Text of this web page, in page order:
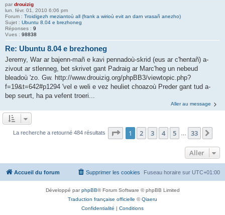
par drouizig
lun. févr. 01, 2010 6:06 pm
Forum : Troidigezh meziantoù all (frank a wirioù evit an darn vrasañ anezho)
Sujet : Ubuntu 8.04 e brezhoneg
Réponses : 9
Vues : 98838
Re: Ubuntu 8.04 e brezhoneg
Jeremy, War ar bajenn-mañ e kavi pennadoù-skrid (eus ar c'hentañ) a-
zivout ar stlenneg, bet skrivet gant Padraig ar Marc'heg un nebeud
bleadoù 'zo. Gw. http://www.drouizig.org/phpBB3/viewtopic.php?
f=19&t=642#p1294 'vel e weli e vez heuliet choazoù Preder gant tud a-
bep seurt, ha pa vefent troeri...
Aller au message
La recherche a retourné 484 résultats Page 1sur33
1 2 3 4 5 33
Aller
Accueil du forum Fuseau horaire sur UTC+01:00
Supprimer les cookies
Développé parphpBB® Forum Software © phpBB Limited
Traduction française officielle ©Qiaeru
Confidentialité | Conditions